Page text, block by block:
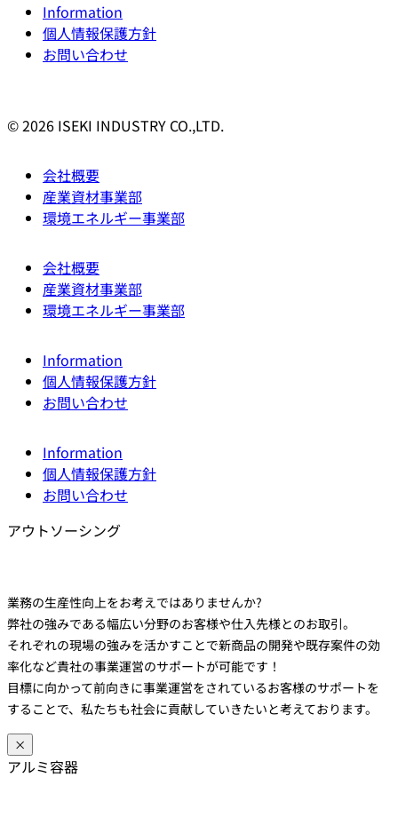
Information
個人情報保護方針
お問い合わせ
© 2026 ISEKI INDUSTRY CO.,LTD.
会社概要
産業資材事業部
環境エネルギー事業部
会社概要
産業資材事業部
環境エネルギー事業部
Information
個人情報保護方針
お問い合わせ
Information
個人情報保護方針
お問い合わせ
アウトソーシング
業務の生産性向上をお考えではありませんか?
弊社の強みである幅広い分野のお客様や仕入先様とのお取引。
それぞれの現場の強みを活かすことで新商品の開発や既存案件の効
率化など貴社の事業運営のサポートが可能です！
目標に向かって前向きに事業運営をされているお客様のサポートを
することで、私たちも社会に貢献していきたいと考えております。
×
アルミ容器